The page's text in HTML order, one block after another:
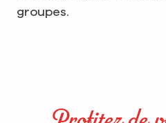
groupes.